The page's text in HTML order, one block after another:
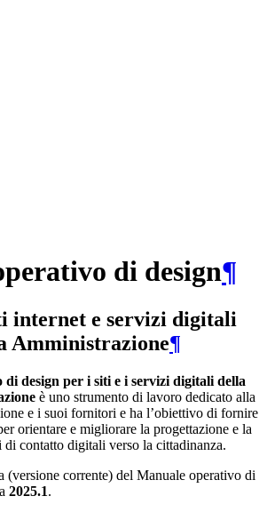
di design¶
internet e servizi digitali
Amministrazione¶
design per i siti e i servizi digitali della
è uno strumento di lavoro dedicato alla
e i suoi fornitori e ha l’obiettivo di fornire
orientare e migliorare la progettazione e la
contatto digitali verso la cittadinanza.
(versione corrente) del Manuale operativo di
2025.1.